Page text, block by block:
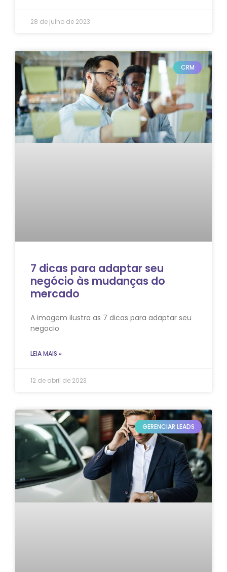
28 de julho de 2023
CRM
7 dicas para adaptar seu
negócio às mudanças do
mercado
A imagem ilustra as 7 dicas para adaptar seu
negocio
LEIA MAIS »
12 de abril de 2023
GERENCIAR LEADS